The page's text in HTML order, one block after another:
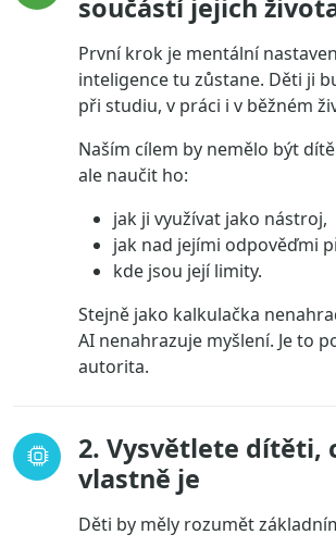
součástí jejich
První krok je mentální
inteligence tu zůstane. Děti ji
při studiu, v práci i v běžném
Naším cílem by nemělo být
ale naučit ho:
jak ji využívat jako nástroj,
jak nad jejími odpověďmi
kde jsou její limity.
Stejně jako kalkulačka
AI nenahrazuje myšlení. Je to
autorita.
2. Vysvětlete dítěti,
vlastně je
Děti by měly rozumět